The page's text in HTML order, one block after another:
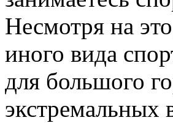
Несмотря на
иного вида
для большого
экстремальных